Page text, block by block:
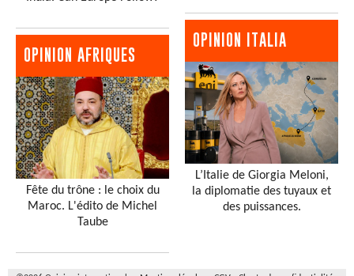
OPINION AFRIQUES
Fête du trône : le choix du
Maroc. L'édito de Michel
Taube
OPINION ITALIA
L’Italie de Giorgia Meloni,
la diplomatie des tuyaux et
des puissances.